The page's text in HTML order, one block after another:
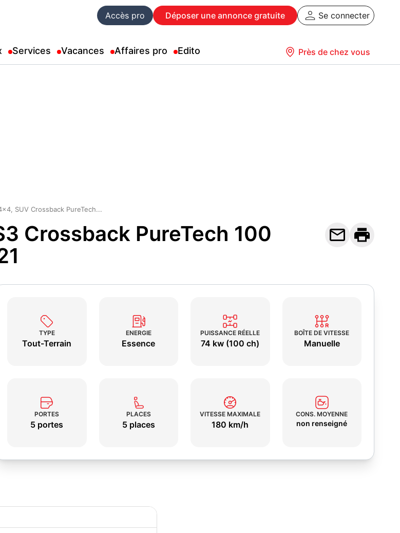
Accès pro Déposer une annonce gratuite Se connecter
Services Vacances Affaires pro Edito Près de chez vous
SUV Crossback PureTech...
Crossback PureTech 100
 
TYPE
Tout-Terrain
ENERGIE
Essence
PUISSANCE RÉELLE
74 kw (100 ch)
BOÎTE DE VITESSE
Manuelle
PORTES
5 portes
PLACES
5 places
VITESSE MAXIMALE
180 km/h
CONS. MOYENNE
non renseigné